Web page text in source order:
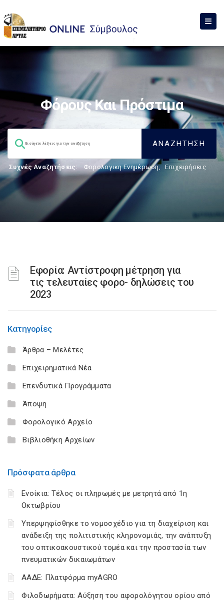
Φόρους Και Πρόστιμα
Συχνές Αναζητήσεις: Φορολογικη Ενημέρωση, Επιχειρήσεις
Εφορία: Αντίστροφη μέτρηση για
τις τελευταίες φορο- δηλώσεις του
2023
Κατηγορίες
Άρθρα – Μελέτες
Επιχειρηματικά Νέα
Επενδυτικά Προγράμματα
Άποψη
Φορολογικό Αρχείο
Βιβλιοθήκη Αρχείων
Πρόσφατα άρθρα
Ενοίκια: Τέλος οι πληρωμές με μετρητά από 1η
Οκτωβρίου
Υπερψηφίσθηκε το νομοσχέδιο για τη διαχείριση και
ανάδειξη της πολιτιστικής κληρονομιάς, την ανάπτυξη
του οπτικοακουστικού τομέα και την προστασία των
πνευματικών δικαιωμάτων
ΑΑΔΕ: Πλατφόρμα myAGRO
Φιλοδωρήματα: Αύξηση του αφορολόγητου ορίου από